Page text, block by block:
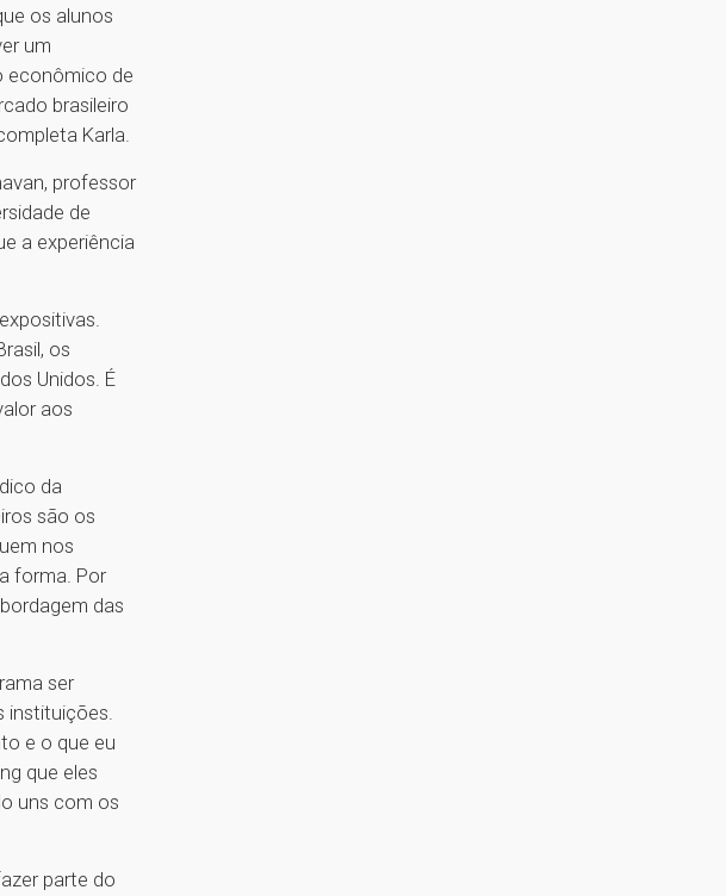
os alunos
um
econômico de
brasileiro
Karla.
professor
de
a experiência
os
Unidos. É
aos
da
são os
nos
forma. Por
das
ser
instituições.
e o que eu
que eles
uns com os
parte do